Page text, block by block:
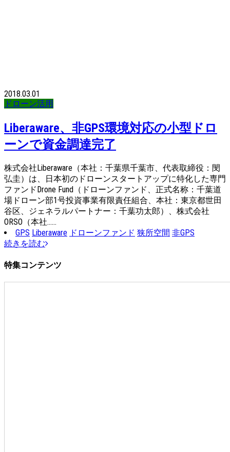
2018.03.01
ドローン活用
Liberaware、非GPS環境対応の小型ドロ
ーンで資金調達完了
株式会社Liberaware（本社：千葉県千葉市、代表取締役：閔
弘圭）は、日本初のドローンスタートアップに特化した専門
ファンドDrone Fund（ドローンファンド、正式名称：千葉道
場ドローン部1号投資事業有限責任組合、本社：東京都世田
谷区、ジェネラルパートナー：千葉功太郎）、株式会社
ORSO（本社……
GPS Liberaware ドローンファンド 狭所空間 非GPS
続きを読む
特集コンテンツ